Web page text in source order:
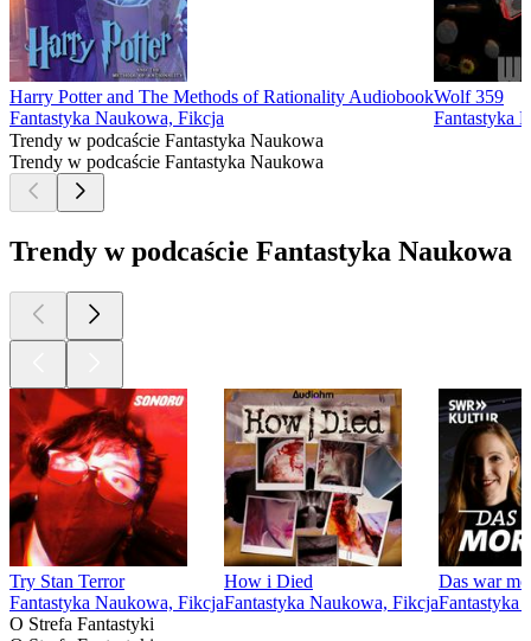
Harry Potter and The Methods of Rationality Audiobook
Fantastyka Naukowa, Fikcja
Wolf 359
Fantastyka
Trendy w podcaście Fantastyka Naukowa
Trendy w podcaście Fantastyka Naukowa
Trendy w podcaście Fantastyka Naukowa
Try Stan Terror
Fantastyka Naukowa, Fikcja
How i Died
Fantastyka Naukowa, Fikcja
Das war
Fantastyka
O Strefa Fantastyki